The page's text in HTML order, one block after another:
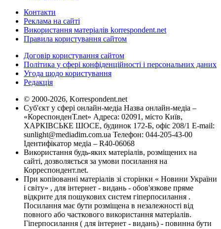
Контакти
Реклама на сайті
Використання матеріалів korrespondent.net
Правила користування сайтом
Договір користування сайтом
Політика у сфері конфіденційності і персональних даних
Угода щодо користування
Редакція
© 2000-2026, Korrespondent.net
Суб'єкт у сфері онлайн-медіа Назва онлайн-медіа –
«КореспонденТ.net» Адреса: 02091, місто Київ,
ХАРКІВСЬКЕ ШОСЕ, будинок 172-Б, офіс 208/1 E-mail:
sunlight@mediadim.com.ua Телефон: 044-205-43-00
Ідентифікатор медіа – R40-06068
Використання будь-яких матеріалів, розміщених на
сайті, дозволяється за умови посилання на
Корреспондент.net.
При копіюванні матеріалів зі сторінки « Новини України
і світу» , для інтернет - видань - обов'язкове пряме
відкрите для пошукових систем гіперпосилання .
Посилання має бути розміщена в незалежності від
повного або часткового використання матеріалів.
Гіперпосилання ( для інтернет - видань) - повинна бути